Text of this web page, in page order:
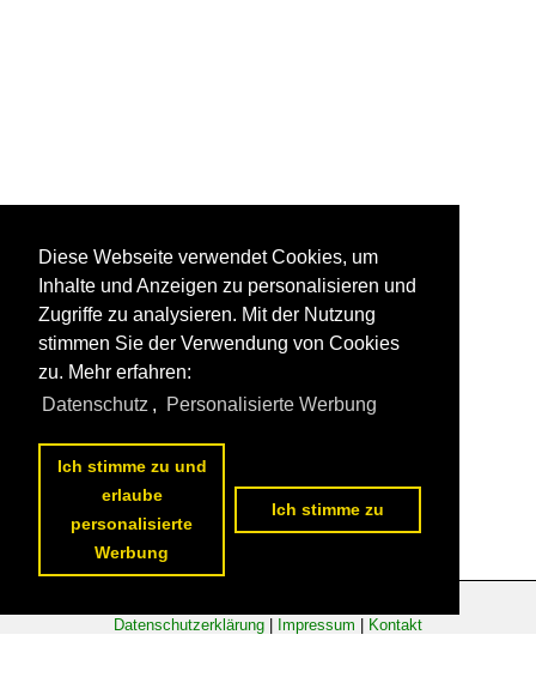
Datenschutzerklärung Impressum Kontakt
Diese Webseite verwendet Cookies, um
Inhalte und Anzeigen zu personalisieren und
Zugriffe zu analysieren. Mit der Nutzung
stimmen Sie der Verwendung von Cookies
zu. Mehr erfahren:
Datenschutz , Personalisierte Werbung
Ich stimme zu und
erlaube
personalisierte
Werbung
Ich stimme zu